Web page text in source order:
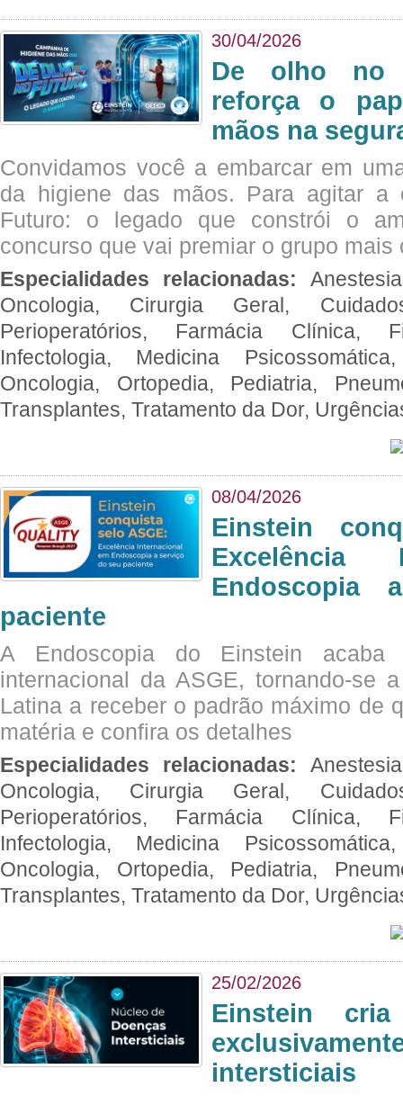
30/04/2026
De olho no
reforça o
mãos na
Convidamos você a embarcar em
da higiene das mãos. Para agitar a
Futuro: o legado que constrói o
concurso que vai premiar o grupo mais
Especialidades relacionadas:
Oncologia, Cirurgia Geral,
Perioperatórios, Farmácia Clínica,
Infectologia, Medicina
Oncologia, Ortopedia, Pediatria,
Transplantes, Tratamento da Dor,
08/04/2026
Einstein
Excelência
Endoscopia
paciente
A Endoscopia do Einstein
internacional da ASGE, tornando-se
Latina a receber o padrão máximo de
matéria e confira os detalhes
Especialidades relacionadas:
Oncologia, Cirurgia Geral,
Perioperatórios, Farmácia Clínica,
Infectologia, Medicina
Oncologia, Ortopedia, Pediatria,
Transplantes, Tratamento da Dor,
25/02/2026
Einstein
intersticiais